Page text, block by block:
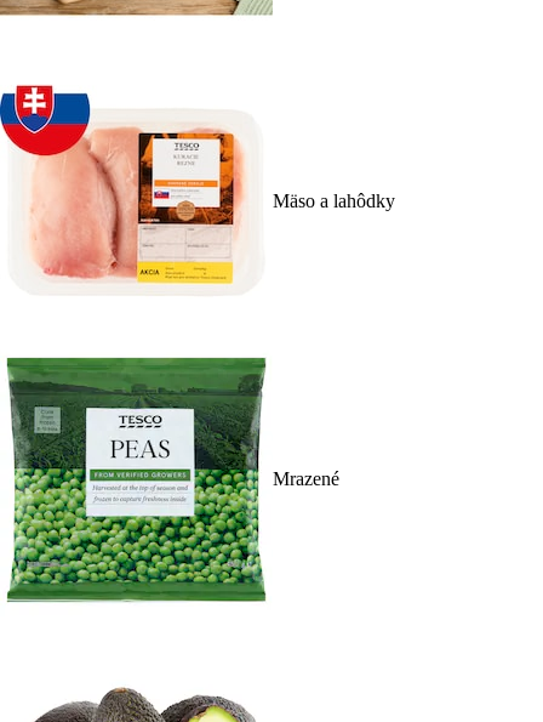
Mäso a lahôdky
Mrazené